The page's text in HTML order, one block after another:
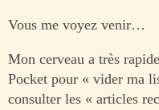
Vous me voyez venir…
Mon cerveau a très
Pocket pour « vider ma
consulter les « articles